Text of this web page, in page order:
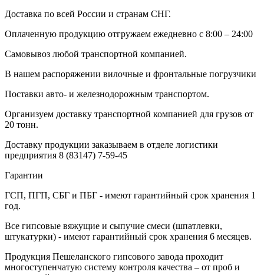
Доставка по всей России и странам СНГ.
Оплаченную продукцию отгружаем ежедневно с 8:00 – 24:00
Самовывоз любой транспортной компанией.
В нашем распоряжении вилочные и фронтальные погрузчики
Поставки авто- и железнодорожным транспортом.
Организуем доставку транспортной компанией для грузов от
20 тонн.
Доставку продукции заказываем в отделе логистики
предприятия 8 (83147) 7-59-45
Гарантии
ГСП, ПГП, СБГ и ПБГ - имеют гарантийный срок хранения 1
год.
Все гипсовые вяжущие и сыпучие смеси (шпатлевки,
штукатурки) - имеют гарантийный срок хранения 6 месяцев.
Продукция Пешеланского гипсового завода проходит
многоступенчатую систему контроля качества – от проб и